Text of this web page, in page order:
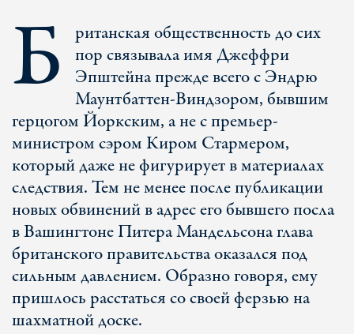
Б
ританская общественность до сих
пор связывала имя Джеффри
Эпштейна прежде всего с Эндрю
Маунтбаттен-Виндзором, бывшим
герцогом Йоркским, а не с премьер-
министром сэром Киром Стармером,
который даже не фигурирует в материалах
следствия. Тем не менее после публикации
новых обвинений в адрес его бывшего посла
в Вашингтоне Питера Мандельсона глава
британского правительства оказался под
сильным давлением. Образно говоря, ему
пришлось расстаться со своей ферзью на
шахматной доске.